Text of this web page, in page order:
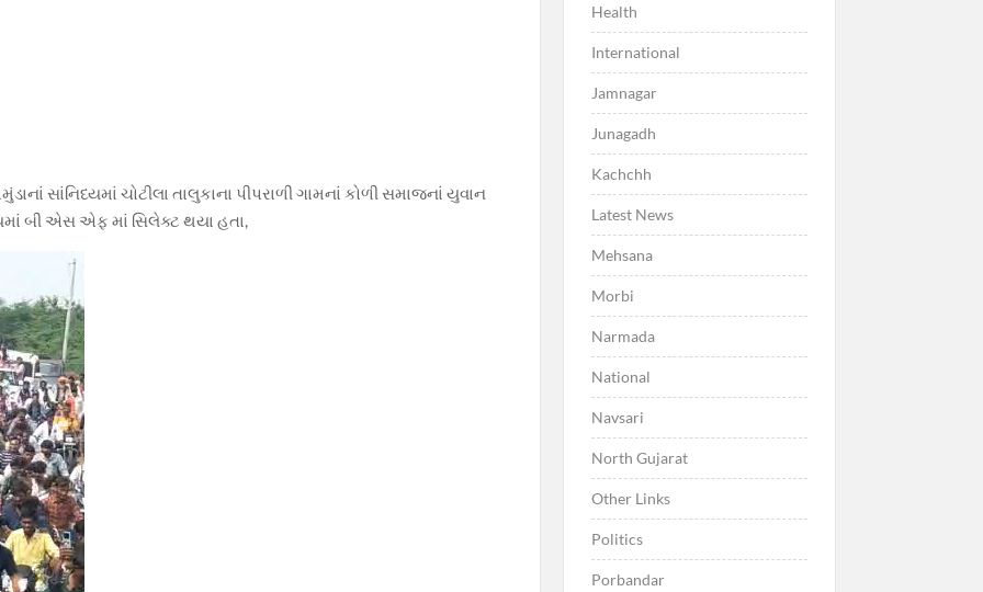
સાંનિધ્યમાં ચોટીલા તાલુકાના પીપરાળી ગામનાં કોળી સમાજનાં યુવાન
બી એસ એફ માં સિલેક્ટ થયા હતા,
Health
International
Jamnagar
Junagadh
Kachchh
Latest News
Mehsana
Morbi
Narmada
National
Navsari
North Gujarat
Other Links
Politics
Porbandar